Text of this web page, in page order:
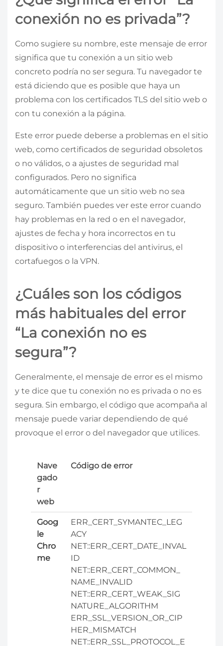
conexión no es privada”?
Como sugiere su nombre, este mensaje de error
significa que tu conexión a un sitio web
concreto podría no ser segura. Tu navegador te
está diciendo que es posible que haya un
problema con los certificados TLS del sitio web o
con tu conexión a la página.
Este error puede deberse a problemas en el sitio
web, como certificados de seguridad obsoletos
o no válidos, o a ajustes de seguridad mal
configurados. Pero no significa
automáticamente que un sitio web no sea
seguro. También puedes ver este error cuando
hay problemas en la red o en el navegador,
ajustes de fecha y hora incorrectos en tu
dispositivo o interferencias del antivirus, el
cortafuegos o la VPN.
¿Cuáles son los códigos
más habituales del error
“La conexión no es
segura”?
Generalmente, el mensaje de error es el mismo
y te dice que tu conexión no es privada o no es
segura. Sin embargo, el código que acompaña al
mensaje puede variar dependiendo de qué
provoque el error o del navegador que utilices.
Nave
gado
r
web
Código de error
Goog
le
Chro
me
ERR_CERT_SYMANTEC_LEG
ACY
NET::ERR_CERT_DATE_INVAL
ID
NET::ERR_CERT_COMMON_
NAME_INVALID
NET::ERR_CERT_WEAK_SIG
NATURE_ALGORITHM
ERR_SSL_VERSION_OR_CIP
HER_MISMATCH
NET::ERR_SSL_PROTOCOL_E